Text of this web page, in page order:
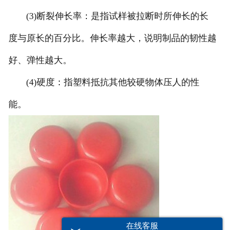
(3)断裂伸长率：是指试样被拉断时所伸长的长
度与原长的百分比。伸长率越大，说明制品的韧性越
好、弹性越大。
(4)硬度：指塑料抵抗其他较硬物体压人的性
能。
在线客服